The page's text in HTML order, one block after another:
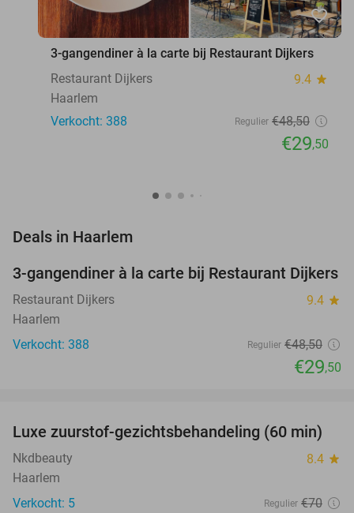
favorite_border
3-gangendiner à la carte bij Restaurant Dijkers
Restaurant Dijkers
9.4 star
Haarlem
Verkocht: 388
Regulier €48,50
€29,50
Deals in Haarlem
39%
3-gangendiner à la carte bij Restaurant Dijkers
Restaurant Dijkers 9.4 star
Haarlem
Verkocht: 388
Regulier €48,50
€29,50
59%
TODAY
Luxe zuurstof-gezichtsbehandeling (60 min)
Nkdbeauty 8.4 star
Haarlem
Verkocht: 5
Regulier €70